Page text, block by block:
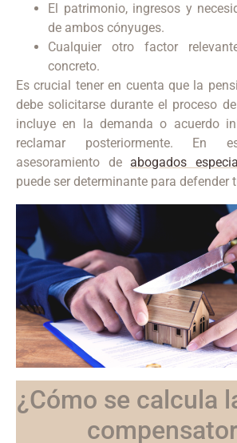
El patrimonio, ingresos y
de ambos cónyuges.
Cualquier otro factor
concreto.
Es crucial tener en cuenta que la
debe solicitarse durante el proceso
incluye en la demanda o acuerdo
reclamar posteriormente. En
asesoramiento de abogados
puede ser determinante para defender
¿Cómo se calcula